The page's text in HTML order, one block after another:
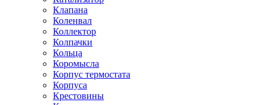
Клапана
Коленвал
Коллектор
Колпачки
Кольца
Коромысла
Корпус термостата
Корпуса
Крестовины